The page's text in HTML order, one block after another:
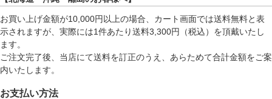
お買い上げ金額が10,000円以上の場合、カート画面では送料無料と表
示されますが、実際には1件あたり送料3,300円（税込）を頂戴いたし
ます。
ご注文完了後、当店にて送料を訂正のうえ、あらためて合計金額をご案
内いたします。
お支払い方法